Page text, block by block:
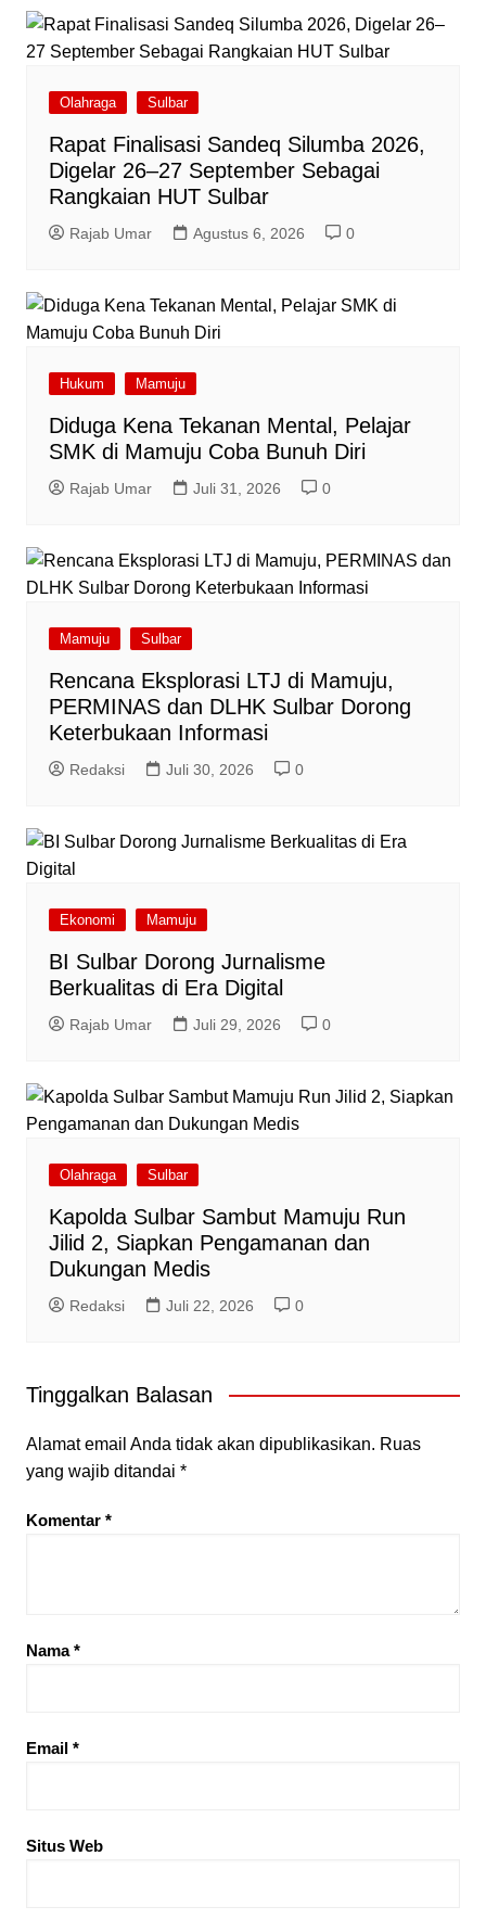
Olahraga Sulbar
Rapat Finalisasi Sandeq Silumba 2026,
Digelar 26–27 September Sebagai
Rangkaian HUT Sulbar
Rajab Umar Agustus 6, 2026 0
Hukum Mamuju
Diduga Kena Tekanan Mental, Pelajar
SMK di Mamuju Coba Bunuh Diri
Rajab Umar Juli 31, 2026 0
Mamuju Sulbar
Rencana Eksplorasi LTJ di Mamuju,
PERMINAS dan DLHK Sulbar Dorong
Keterbukaan Informasi
Redaksi Juli 30, 2026 0
Ekonomi Mamuju
BI Sulbar Dorong Jurnalisme
Berkualitas di Era Digital
Rajab Umar Juli 29, 2026 0
Olahraga Sulbar
Kapolda Sulbar Sambut Mamuju Run
Jilid 2, Siapkan Pengamanan dan
Dukungan Medis
Redaksi Juli 22, 2026 0
Tinggalkan Balasan
Alamat email Anda tidak akan dipublikasikan. Ruas
yang wajib ditandai *
Komentar *
Nama*
Email *
Situs Web